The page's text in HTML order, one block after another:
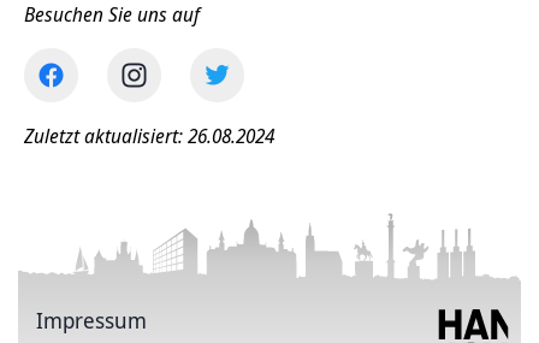
Besuchen Sie uns auf
Zuletzt aktualisiert: 26.08.2024
Impressum